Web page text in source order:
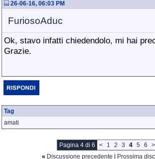
26-06-16, 06:03 PM
FuriosoAduc
Ok, stavo infatti chiedendolo, mi hai
Grazie.
Tag
amati
Pagina 4 di 6 < 1 2 3 4 5 6
>
« Discussione precedente Prossima